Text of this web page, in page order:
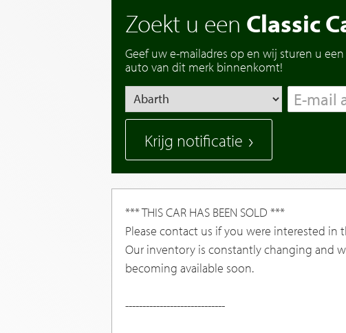
Zoekt u een Classic
Geef uw e-mailadres op en wij sturen u
auto van dit merk binnenkomt!
Krijg notificatie
*** THIS CAR HAS BEEN SOLD ***
Please contact us if you were interested in
Our inventory is constantly changing and
becoming available soon.
-----------------------------